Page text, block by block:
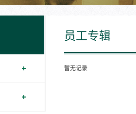
员工专辑
暂无记录